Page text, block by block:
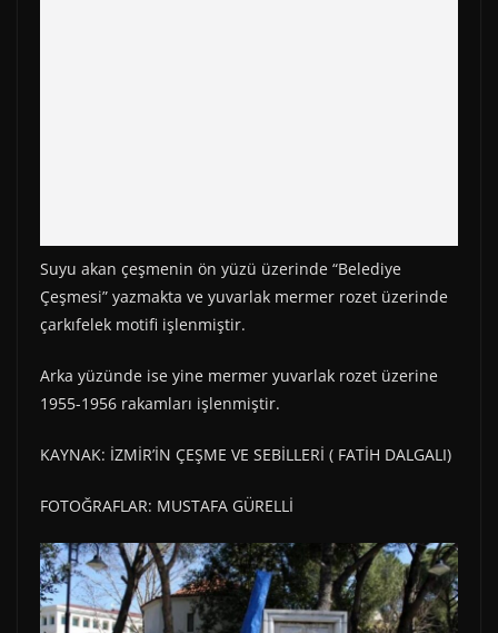
Suyu akan çeşmenin ön yüzü üzerinde “Belediye
Çeşmesi” yazmakta ve yuvarlak mermer rozet üzerinde
çarkıfelek motifi işlenmiştir.
Arka yüzünde ise yine mermer yuvarlak rozet üzerine
1955-1956 rakamları işlenmiştir.
KAYNAK: İZMİR’İN ÇEŞME VE SEBİLLERİ ( FATİH DALGALI)
FOTOĞRAFLAR: MUSTAFA GÜRELLİ